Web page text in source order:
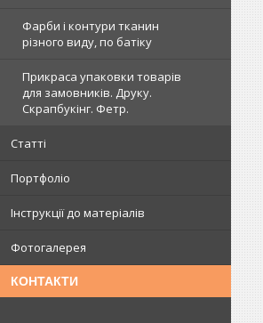
Фарби і контури тканин
різного виду, по батіку
Прикраса упаковки товарів
для замовників. Друку.
Скрапбукінг. Фетр.
Статті
Портфоліо
Інструкції до матеріалів
Фотогалерея
КОНТАКТИ